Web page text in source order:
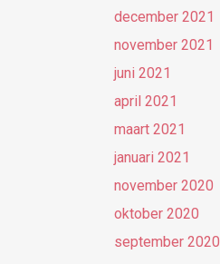
december 2021
november 2021
juni 2021
april 2021
maart 2021
januari 2021
november 2020
oktober 2020
september 2020